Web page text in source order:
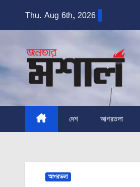
Thu. Aug 6th, 2026
দেশ আগরতলা
আগরতলা